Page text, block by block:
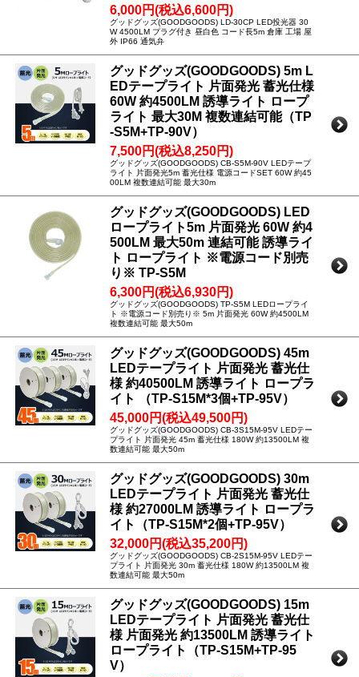
6,000円(税込6,600円)
グッドグッズ(GOODGOODS) LD-30CP LED投光器 30
W 4500LM プラグ付き 昼白色 コード長5m 倉庫 工場 屋
外 IP66 通気弁
グッドグッズ(GOODGOODS) 5m L
EDテープライト 片面発光 蓄光仕様
60W 約4500LM 誘導ライト ロープ
ライト 最大30M 複数連結可能（TP
-S5M+TP-90V）
7,500円(税込8,250円)
グッドグッズ(GOODGOODS) CB-S5M-90V LEDテープ
ライト 片面発光5m 蓄光仕様 電源コードSET 60W 約45
00LM 複数連結可能 最大30m
グッドグッズ(GOODGOODS) LED
ロープライト5m 片面発光 60W 約4
500LM 最大50m 連結可能 誘導ライ
ト ロープライト ※電源コード別売
り※ TP-S5M
6,300円(税込6,930円)
グッドグッズ(GOODGOODS) TP-S5M LEDロープライ
ト ※電源コード別売り※ 5m 片面発光 60W 約4500LM
複数連結可能 最大50m
グッドグッズ(GOODGOODS) 45m
LEDテープライト 片面発光 蓄光仕
様 約40500LM 誘導ライト ロープラ
イト （TP-S15M*3個+TP-95V）
45,000円(税込49,500円)
グッドグッズ(GOODGOODS) CB-3S15M-95V LEDテー
プライト 片面発光 45m 蓄光仕様 180W 約13500LM 複
数連結可能 最大50m
グッドグッズ(GOODGOODS) 30m
LEDテープライト 片面発光 蓄光仕
様 約27000LM 誘導ライト ロープラ
イト（TP-S15M*2個+TP-95V）
32,000円(税込35,200円)
グッドグッズ(GOODGOODS) CB-2S15M-95V LEDテー
プライト 片面発光 30m 蓄光仕様 180W 約13500LM 複
数連結可能 最大50m
グッドグッズ(GOODGOODS) 15m
LEDテープライト 片面発光 蓄光仕
様 片面発光 約13500LM 誘導ライト
ロープライト（TP-S15M+TP-95
V）